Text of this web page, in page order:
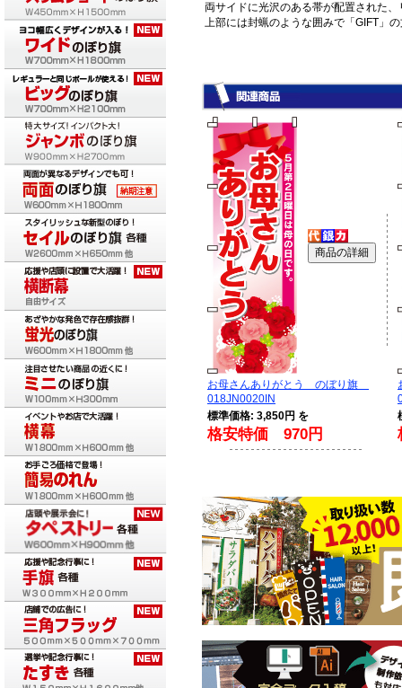
両サイドに光沢のある帯が配置された
上部には封蝋のような囲みで「GIFT」
お母さんありがとう のぼり旗
018JN0020IN
標準価格: 3,850円 を
格安特価 970円